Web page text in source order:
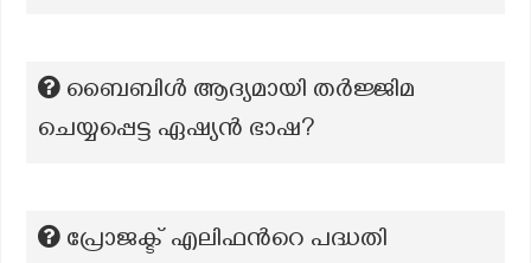
ബൈബിൾ ആദ്യമായി തർജ്ജിമ
ചെയ്യപ്പെട്ട ഏഷ്യൻ ഭാഷ?
പ്രോജക്ട് എലിഫന്‍റെ പദ്ധതി